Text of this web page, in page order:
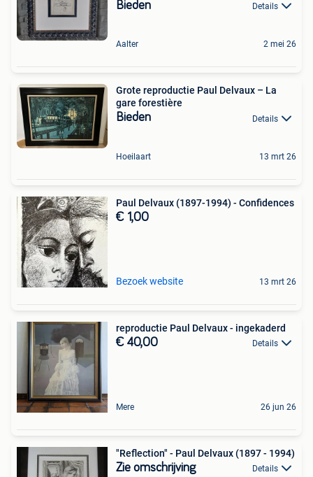
Bieden Details
Aalter 2 mei 26
Grote reproductie Paul Delvaux – La
gare forestière
Bieden Details
Hoeilaart 13 mrt 26
Paul Delvaux (1897-1994) - Confidences
€ 1,00
Bezoek website 13 mrt 26
reproductie Paul Delvaux - ingekaderd
€ 40,00 Details
Mere 26 jun 26
"Reflection" - Paul Delvaux (1897 - 1994)
Zie omschrijving Details